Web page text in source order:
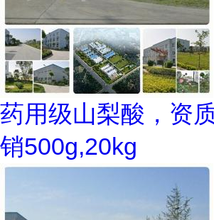
药用级山梨酸，资
销500g,20kg